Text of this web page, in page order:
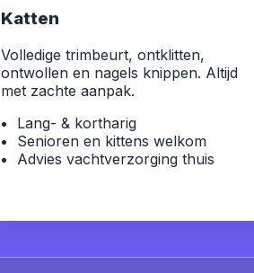
Katten
Volledige trimbeurt, ontklitten,
ontwollen en nagels knippen. Altijd
met zachte aanpak.
Lang- & kortharig
Senioren en kittens welkom
Advies vachtverzorging thuis